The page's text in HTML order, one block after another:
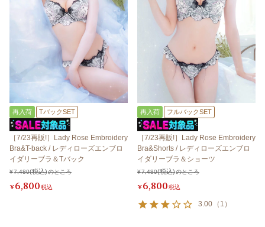
再入荷 TバックSET
［7/23再販!］Lady Rose Embroidery
Bra&T-back / レディローズエンブロ
イダリーブラ＆Tバック
¥7,480 のところ
¥6,800税込
再入荷 フルバックSET
［7/23再販!］Lady Rose Embroidery
Bra&Shorts / レディローズエンブロ
イダリーブラ＆ショーツ
¥7,480 のところ
¥6,800税込
3.00 （ 1 ）